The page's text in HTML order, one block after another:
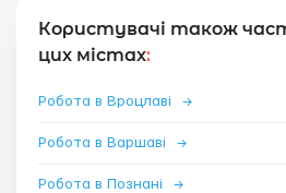
Користувачі також
цих містах:
Робота в Вроцлаві →
Робота в Варшаві →
Робота в Познані →